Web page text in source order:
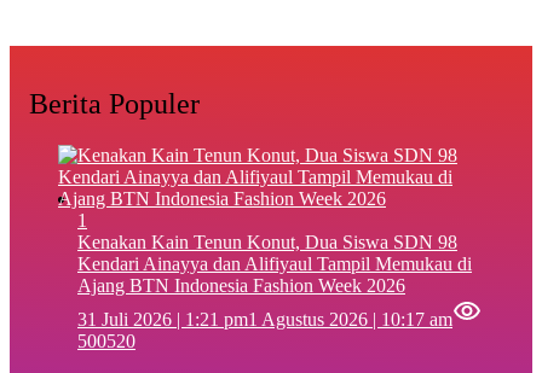
Berita Populer
1
‎Kenakan Kain Tenun Konut, Dua Siswa SDN 98
Kendari Ainayya dan Alifiyaul Tampil Memukau di
Ajang BTN Indonesia Fashion Week 2026
31 Juli 2026 | 1:21 pm1 Agustus 2026 | 10:17 am
500520